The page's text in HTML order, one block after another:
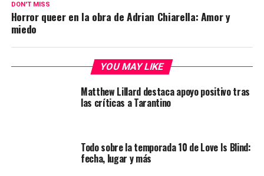
DON'T MISS
Horror queer en la obra de Adrian Chiarella: Amor y
miedo
YOU MAY LIKE
Matthew Lillard destaca apoyo positivo tras
las críticas a Tarantino
Todo sobre la temporada 10 de Love Is Blind:
fecha, lugar y más